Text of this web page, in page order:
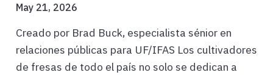
May 21, 2026
Creado por Brad Buck, especialista sénior en
relaciones públicas para UF/IFAS Los cultivadores
de fresas de todo el país no solo se dedican a